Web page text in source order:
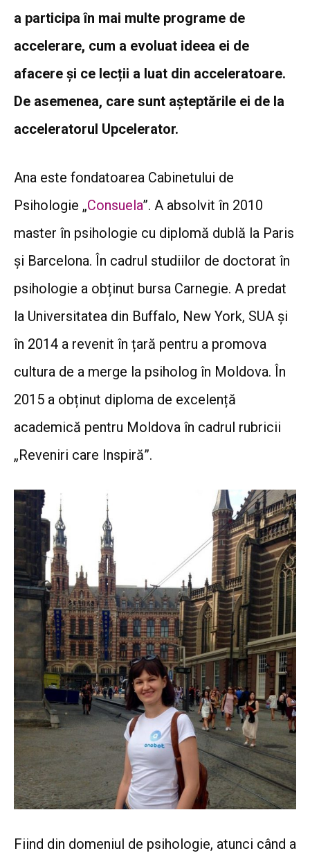
a participa în mai multe programe de
accelerare, cum a evoluat ideea ei de
afacere și ce lecții a luat din acceleratoare.
De asemenea, care sunt așteptările ei de la
acceleratorul Upcelerator.
Ana este fondatoarea Cabinetului de
Psihologie „Consuela”. A absolvit în 2010
master în psihologie cu diplomă dublă la Paris
și Barcelona. În cadrul studiilor de doctorat în
psihologie a obținut bursa Carnegie. A predat
la Universitatea din Buffalo, New York, SUA și
în 2014 a revenit în țară pentru a promova
cultura de a merge la psiholog în Moldova. În
2015 a obținut diploma de excelență
academică pentru Moldova în cadrul rubricii
„Reveniri care Inspiră”.
Fiind din domeniul de psihologie, atunci când a